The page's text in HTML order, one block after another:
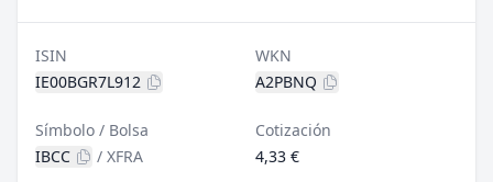
ISIN
IE00BGR7L912
WKN
A2PBNQ
Símbolo / Bolsa
IBCC
/ XFRA
Cotización
4,33 €